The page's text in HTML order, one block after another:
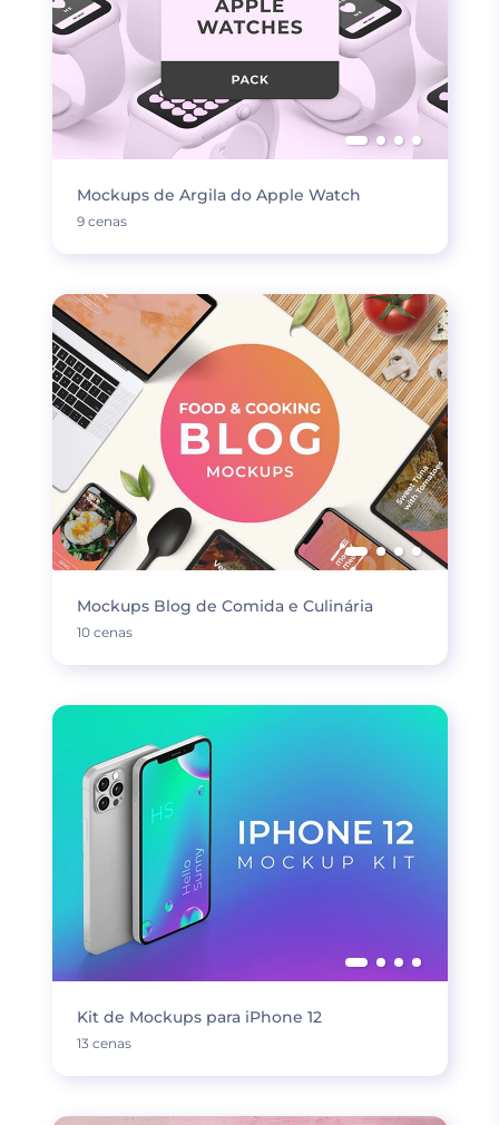
Mockups de Argila do Apple Watch
9 cenas
Mockups Blog de Comida e Culinária
10 cenas
Kit de Mockups para iPhone 12
13 cenas